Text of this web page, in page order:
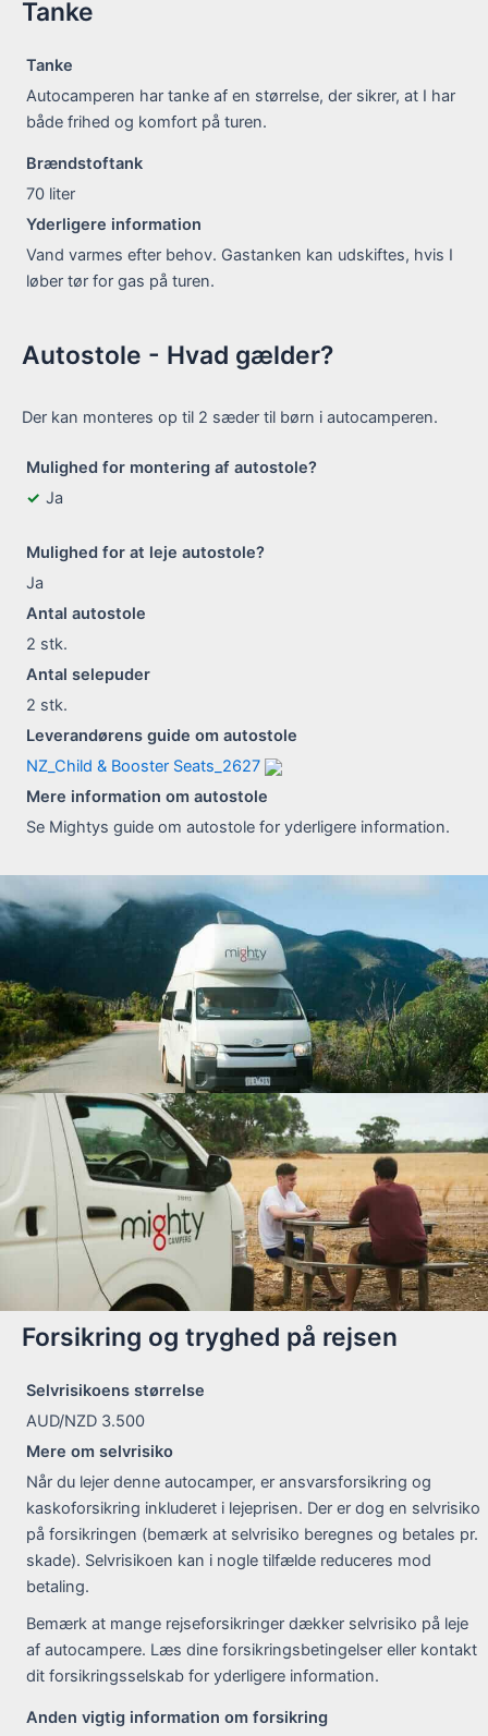
Tanke
Tanke
Autocamperen har tanke af en størrelse, der sikrer, at I har
både frihed og komfort på turen.
Brændstoftank
70 liter
Yderligere information
Vand varmes efter behov. Gastanken kan udskiftes, hvis I
løber tør for gas på turen.
Autostole - Hvad gælder?
Der kan monteres op til 2 sæder til børn i autocamperen.
Mulighed for montering af autostole?
Ja
Mulighed for at leje autostole?
Ja
Antal autostole
2 stk.
Antal selepuder
2 stk.
Leverandørens guide om autostole
NZ_Child & Booster Seats_2627
Mere information om autostole
Se Mightys guide om autostole for yderligere information.
Forsikring og tryghed på rejsen
Selvrisikoens størrelse
AUD/NZD 3.500
Mere om selvrisiko
Når du lejer denne autocamper, er ansvarsforsikring og
kaskoforsikring inkluderet i lejeprisen. Der er dog en selvrisiko
på forsikringen (bemærk at selvrisiko beregnes og betales pr.
skade). Selvrisikoen kan i nogle tilfælde reduceres mod
betaling.
Bemærk at mange rejseforsikringer dækker selvrisiko på leje
af autocampere. Læs dine forsikringsbetingelser eller kontakt
dit forsikringsselskab for yderligere information.
Anden vigtig information om forsikring